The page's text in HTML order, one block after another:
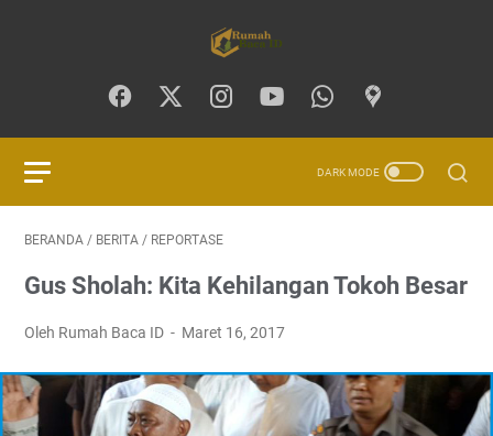
BERANDA / BERITA / REPORTASE
Gus Sholah: Kita Kehilangan Tokoh Besar
Oleh Rumah Baca ID Maret 16, 2017